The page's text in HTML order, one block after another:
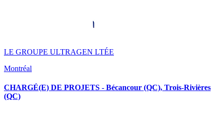
LE GROUPE ULTRAGEN LTÉE
Montréal
CHARGÉ(E) DE PROJETS - Bécancour (QC), Trois-Rivières
(QC)